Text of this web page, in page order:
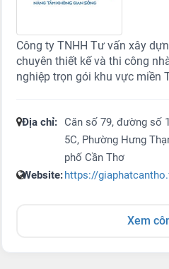
Công ty TNHH Tư vấn xây
chuyên thiết kế và thi công
nghiệp trọn gói khu vực miền
Địa chỉ:
Căn số 79, đường số
5C, Phường Hưng
phố Cần Thơ
Website:https://
Xem